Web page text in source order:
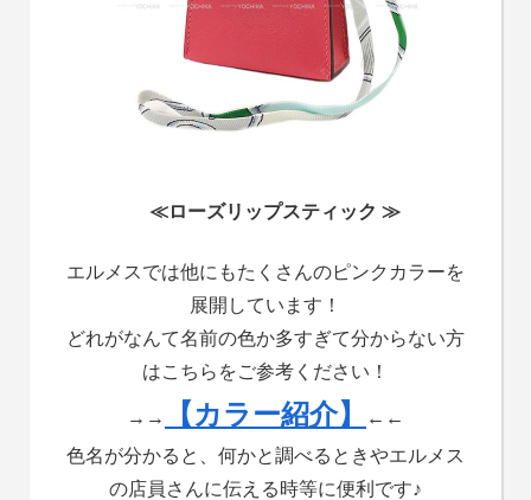
≪ローズリップスティック ≫
エルメスでは他にもたくさんのピンクカラーを
展開しています！
どれがなんて名前の色か多すぎて分からない方
はこちらをご参考ください！
→→ 【カラー紹介】
←←
色名が分かると、何かと調べるときやエルメス
の店員さんに伝える時等に便利です♪